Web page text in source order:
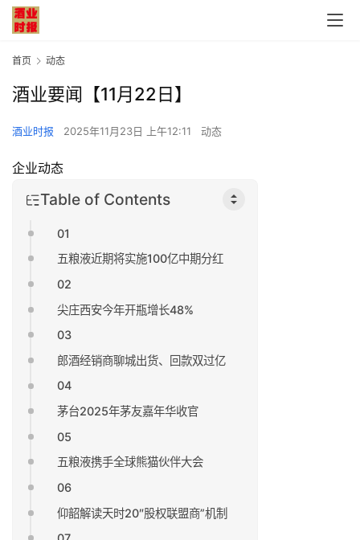
首页 动态
酒业要闻【11月22日】
酒业时报 2025年11月23日 上午12:11 动态
企业动态
Table of Contents
01
五粮液近期将实施100亿中期分红
02
尖庄西安今年开瓶增长48%
03
郎酒经销商聊城出货、回款双过亿
04
茅台2025年茅友嘉年华收官
05
五粮液携手全球熊猫伙伴大会
06
仰韶解读天时20″股权联盟商”机制